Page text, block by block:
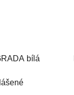
bílá